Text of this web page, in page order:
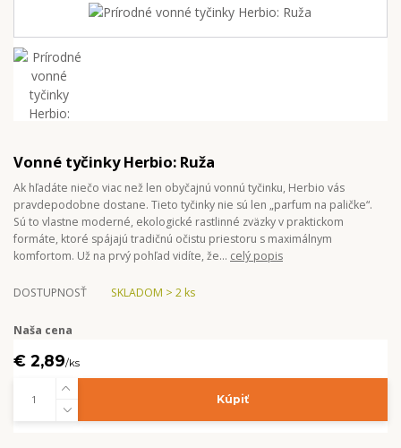
Vonné tyčinky Herbio: Ruža
Ak hľadáte niečo viac než len obyčajnú vonnú tyčinku, Herbio vás
pravdepodobne dostane. Tieto tyčinky nie sú len „parfum na paličke“.
Sú to vlastne moderné, ekologické rastlinné zväzky v praktickom
formáte, ktoré spájajú tradičnú očistu priestoru s maximálnym
komfortom. Už na prvý pohľad vidíte, že... celý popis
DOSTUPNOSŤ SKLADOM > 2 ks
Naša cena
€ 2,89/ks
Kúpiť